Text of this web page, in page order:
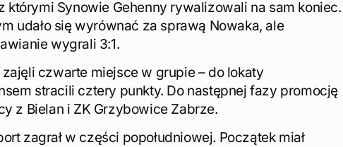
którymi Synowie Gehenny rywalizowali na sam koniec.
udało się wyrównać za sprawą Nowaka, ale
wygrali 3:1.
czwarte miejsce w grupie – do lokaty
stracili cztery punkty. Do następnej fazy promocję
z Bielan i ZK Grzybowice Zabrze.
zagrał w części popołudniowej. Początek miał